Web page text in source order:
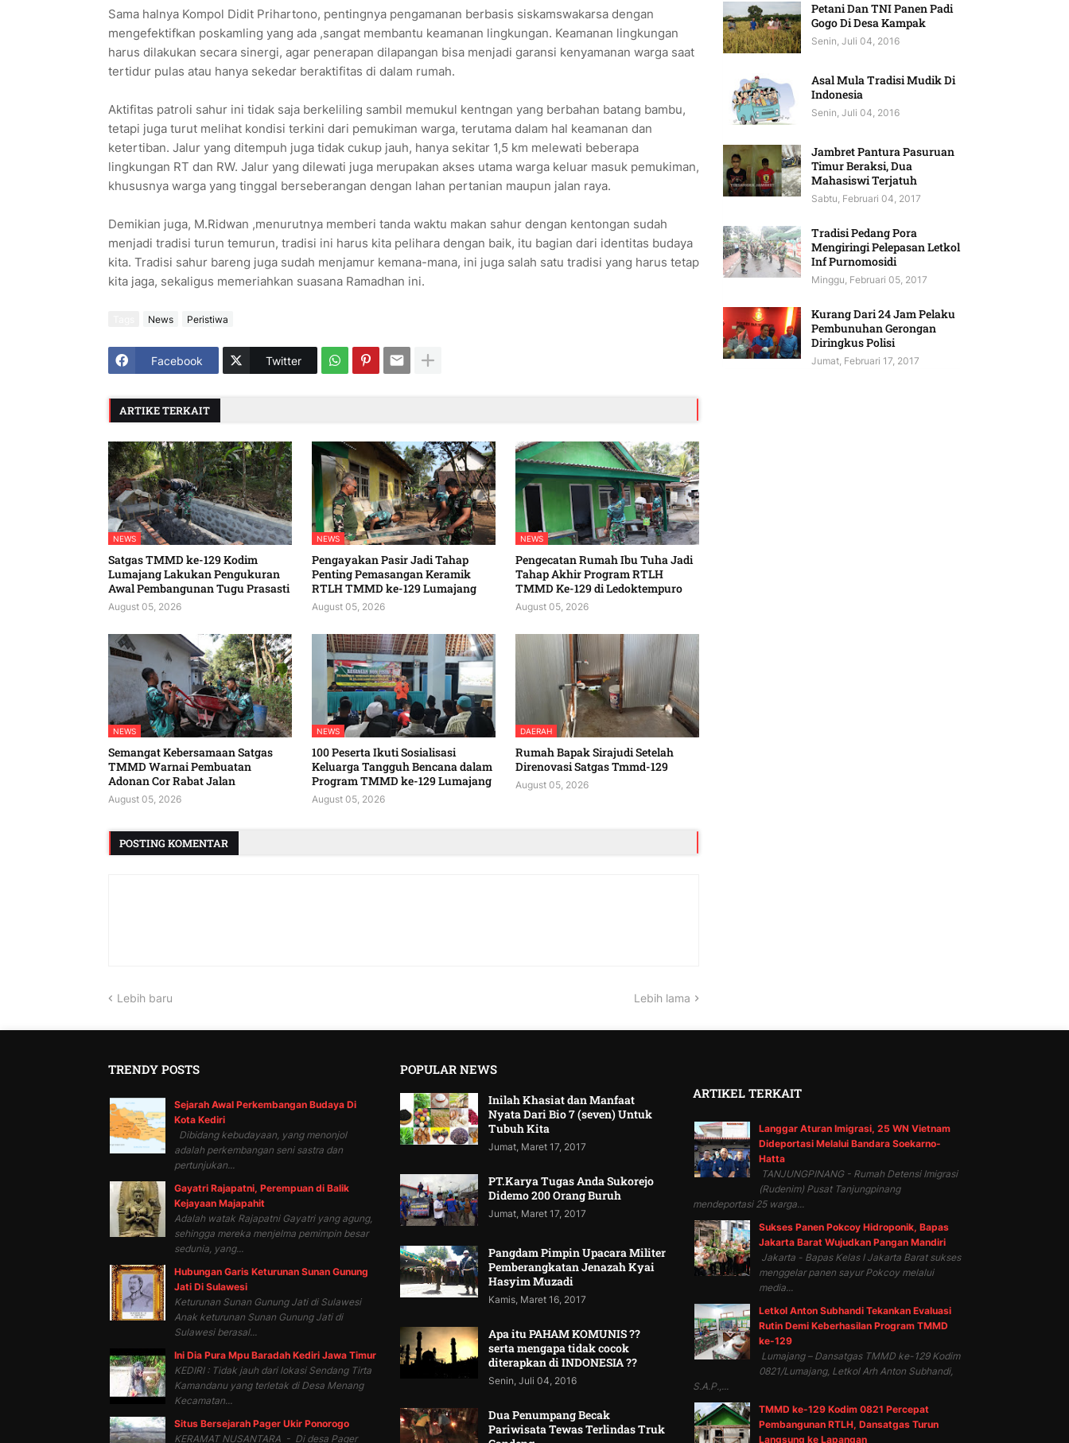
Sama halnya Kompol Didit Prihartono, pentingnya pengamanan berbasis siskamswakarsa dengan
mengefektifkan poskamling yang ada ,sangat membantu keamanan lingkungan. Keamanan lingkungan
harus dilakukan secara sinergi, agar penerapan dilapangan bisa menjadi garansi kenyamanan warga saat
tertidur pulas atau hanya sekedar beraktifitas di dalam rumah.
Aktifitas patroli sahur ini tidak saja berkeliling sambil memukul kentngan yang berbahan batang bambu,
tetapi juga turut melihat kondisi terkini dari pemukiman warga, terutama dalam hal keamanan dan
ketertiban. Jalur yang ditempuh juga tidak cukup jauh, hanya sekitar 1,5 km melewati beberapa
lingkungan RT dan RW. Jalur yang dilewati juga merupakan akses utama warga keluar masuk pemukiman,
khususnya warga yang tinggal berseberangan dengan lahan pertanian maupun jalan raya.
Demikian juga, M.Ridwan ,menurutnya memberi tanda waktu makan sahur dengan kentongan sudah
menjadi tradisi turun temurun, tradisi ini harus kita pelihara dengan baik, itu bagian dari identitas budaya
kita. Tradisi sahur bareng juga sudah menjamur kemana-mana, ini juga salah satu tradisi yang harus tetap
kita jaga, sekaligus memeriahkan suasana Ramadhan ini.
News Peristiwa
Facebook Twitter
ARTIKE TERKAIT
NEWS
Satgas TMMD ke-129 Kodim
Lumajang Lakukan Pengukuran
Awal Pembangunan Tugu Prasasti
August 05, 2026
NEWS
Pengayakan Pasir Jadi Tahap
Penting Pemasangan Keramik
RTLH TMMD ke-129 Lumajang
August 05, 2026
NEWS
Pengecatan Rumah Ibu Tuha Jadi
Tahap Akhir Program RTLH
TMMD Ke-129 di Ledoktempuro
August 05, 2026
NEWS
Semangat Kebersamaan Satgas
TMMD Warnai Pembuatan
Adonan Cor Rabat Jalan
August 05, 2026
NEWS
100 Peserta Ikuti Sosialisasi
Keluarga Tangguh Bencana dalam
Program TMMD ke-129 Lumajang
August 05, 2026
DAERAH
Rumah Bapak Sirajudi Setelah
Direnovasi Satgas Tmmd-129
August 05, 2026
POSTING KOMENTAR
Lebih baru Lebih lama
Petani Dan TNI Panen Padi
Gogo Di Desa Kampak
Senin, Juli 04, 2016
Asal Mula Tradisi Mudik Di
Indonesia
Senin, Juli 04, 2016
Jambret Pantura Pasuruan
Timur Beraksi, Dua
Mahasiswi Terjatuh
Sabtu, Februari 04, 2017
Tradisi Pedang Pora
Mengiringi Pelepasan Letkol
Inf Purnomosidi
Minggu, Februari 05, 2017
Kurang Dari 24 Jam Pelaku
Pembunuhan Gerongan
Diringkus Polisi
Jumat, Februari 17, 2017
TRENDY POSTS
Sejarah Awal Perkembangan Budaya Di
Kota Kediri
Dibidang kebudayaan, yang menonjol
adalah perkembangan seni sastra dan
pertunjukan...
Gayatri Rajapatni, Perempuan di Balik
Kejayaan Majapahit
Adalah watak Rajapatni Gayatri yang agung,
sehingga mereka menjelma pemimpin besar
sedunia, yang...
Hubungan Garis Keturunan Sunan Gunung
Jati Di Sulawesi
Keturunan Sunan Gunung Jati di Sulawesi
Anak keturunan Sunan Gunung Jati di
Sulawesi berasal...
Ini Dia Pura Mpu Baradah Kediri Jawa Timur
KEDIRI : Tidak jauh dari lokasi Sendang Tirta
Kamandanu yang terletak di Desa Menang
Kecamatan...
Situs Bersejarah Pager Ukir Ponorogo
KERAMAT NUSANTARA - Di desa Pager
POPULAR NEWS
Inilah Khasiat dan Manfaat
Nyata Dari Bio 7 (seven) Untuk
Tubuh Kita
Jumat, Maret 17, 2017
PT.Karya Tugas Anda Sukorejo
Didemo 200 Orang Buruh
Jumat, Maret 17, 2017
Pangdam Pimpin Upacara Militer
Pemberangkatan Jenazah Kyai
Hasyim Muzadi
Kamis, Maret 16, 2017
Apa itu PAHAM KOMUNIS ??
serta mengapa tidak cocok
diterapkan di INDONESIA ??
Senin, Juli 04, 2016
Dua Penumpang Becak
Pariwisata Tewas Terlindas Truk
ARTIKEL TERKAIT
Langgar Aturan Imigrasi, 25 WN Vietnam
Dideportasi Melalui Bandara Soekarno-
Hatta
TANJUNGPINANG - Rumah Detensi Imigrasi
(Rudenim) Pusat Tanjungpinang
mendeportasi 25 warga...
Sukses Panen Pokcoy Hidroponik, Bapas
Jakarta Barat Wujudkan Pangan Mandiri
Jakarta - Bapas Kelas I Jakarta Barat sukses
menggelar panen sayur Pokcoy melalui
media...
Letkol Anton Subhandi Tekankan Evaluasi
Rutin Demi Keberhasilan Program TMMD
ke-129
Lumajang – Dansatgas TMMD ke-129 Kodim
0821/Lumajang, Letkol Arh Anton Subhandi,
S.A.P.,...
TMMD ke-129 Kodim 0821 Percepat
Pembangunan RTLH, Dansatgas Turun
Langsung ke Lapangan